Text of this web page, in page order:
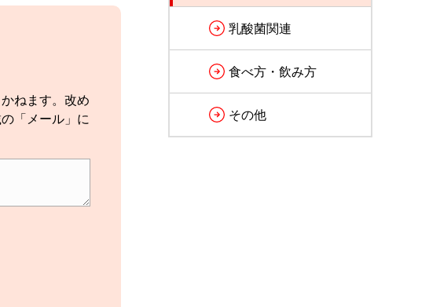
乳酸菌関連
食べ方・飲み方
その他
ねます。改め
「メール」に